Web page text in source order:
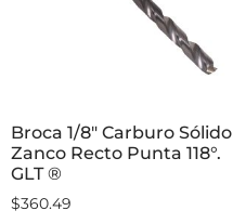
Broca 1/8″ Carburo Sólido
Zanco Recto Punta 118°.
GLT ®
$360.49